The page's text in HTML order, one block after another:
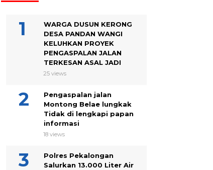
WARGA DUSUN KERONG
DESA PANDAN WANGI
KELUHKAN PROYEK
PENGASPALAN JALAN
TERKESAN ASAL JADI
25 views
Pengaspalan jalan
Montong Belae lungkak
Tidak di lengkapi papan
informasi
18 views
Polres Pekalongan
Salurkan 13.000 Liter Air